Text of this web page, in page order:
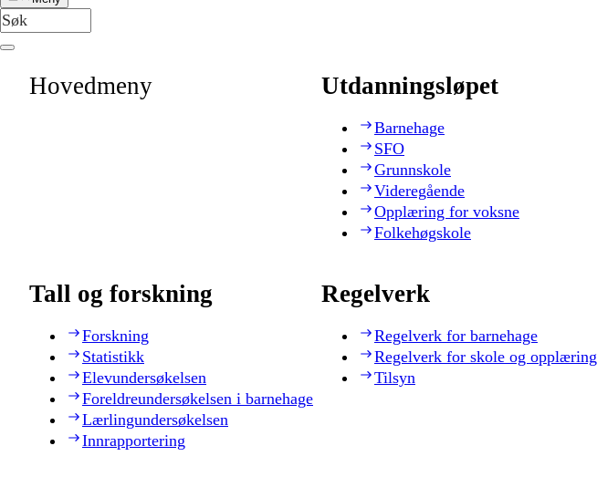
Hovedmeny Utdanningsløpet
Barnehage
SFO
Grunnskole
Videregående
Opplæring for voksne
Folkehøgskole
Tall og forskning
Forskning
Statistikk
Elevundersøkelsen
Foreldreundersøkelsen i barnehage
Lærlingundersøkelsen
Innrapportering
Regelverk
Regelverk for barnehage
Regelverk for skole og opplæring
Tilsyn